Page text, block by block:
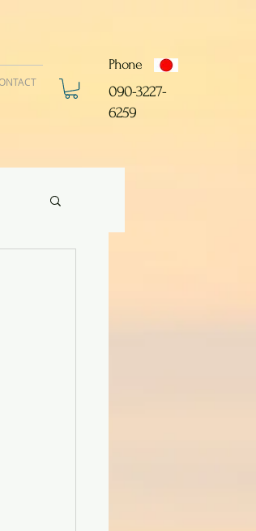
​090-3227-
6259
Phone